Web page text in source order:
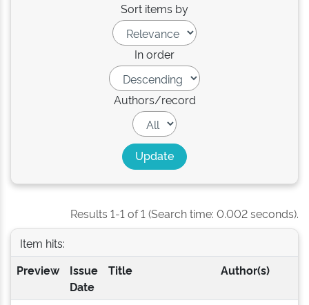
Sort items by
In order
Authors/record
Results 1-1 of 1 (Search time: 0.002 seconds).
Item hits:
Preview
Issue
Date
Title Author(s)